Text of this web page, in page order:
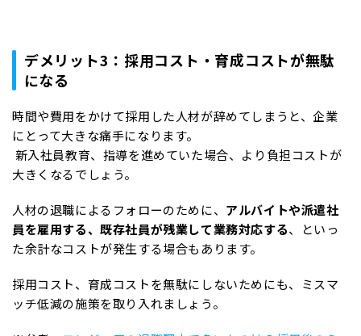
デメリット3：採用コスト・育成コストが無駄
になる
時間や費用をかけて採用した人材が辞めてしまうと、企業
にとって大きな痛手になります。
新入社員教育、指導を進めていた場合、より負担コストが
大きくなるでしょう。
人材の退職によるフォローのために、 アルバイトや派遣社
員を雇用する、既存社員が残業して業務対応する、といっ
た余計なコストが発生する場合もあります。
採用コスト、育成コストを無駄にしないためにも、ミスマ
ッチ低減の施策を取り入れましょう。